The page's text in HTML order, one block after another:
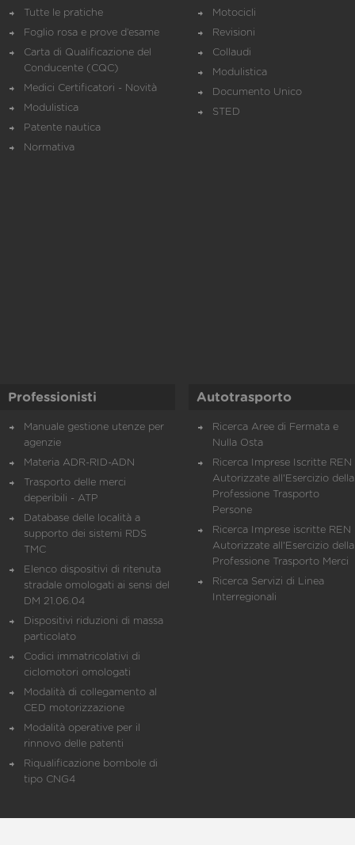
Tutte le pratiche
Foglio rosa e prove d’esame
Carta di Qualificazione del
Conducente (CQC)
Medici Certificatori - Novità
Modulistica
Patente nautica
Normativa
Motocicli
Revisioni
Collaudi
Modulistica
Documento Unico
STED
Professionisti
Manuale gestione utenze per
agenzie
Materia ADR-RID-ADN
Trasporto delle merci
deperibili - ATP
Database delle località a
supporto dei sistemi RDS
TMC
Elenco dispositivi di ritenuta
stradale omologati ai sensi del
DM 21.06.04
Dispositivi riduzioni di massa
particolato
Codici immatricolativi di
ciclomotori omologati
Modalità di collegamento al
CED motorizzazione
Modalità operative per il
rinnovo delle patenti
Riqualificazione bombole di
tipo CNG4
Autotrasporto
Ricerca Aree di Fermata e
Nulla Osta
Ricerca Imprese Iscritte REN
Autorizzate all'Esercizio della
Professione Trasporto
Persone
Ricerca Imprese iscritte REN
Autorizzate all'Esercizio della
Professione Trasporto Merci
Ricerca Servizi di Linea
Interregionali